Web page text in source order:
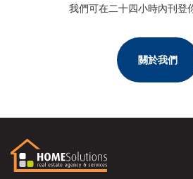
我們可在二十四小時內刊登
關於我們